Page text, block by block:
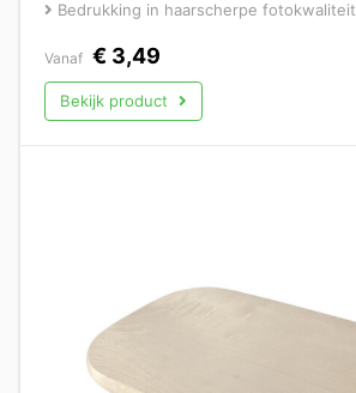
Bedrukking in haarscherpe fotokwaliteit
Vanaf € 3,49
Bekijk product